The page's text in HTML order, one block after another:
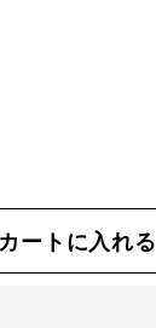
カートに入れる